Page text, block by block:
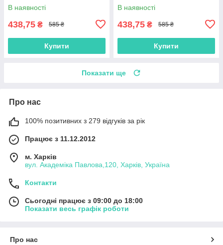
В наявності
438,75 ₴ 585 ₴
Купити
В наявності
438,75 ₴ 585 ₴
Купити
Показати ще
Про нас
100% позитивних з 279 відгуків за рік
Працює з 11.12.2012
м. Харків
вул. Академіка Павлова,120, Харків, Україна
Контакти
Сьогодні працює з 09:00 до 18:00
Показати весь графік роботи
Про нас